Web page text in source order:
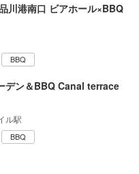
川港南口 ビアホール×BBQ
BBQ
デン＆BBQ Canal terrace
ル駅
BBQ